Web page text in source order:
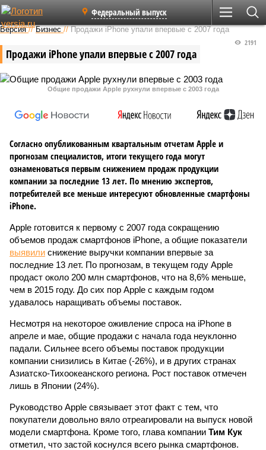
Федеральный выпуск
Версия //Бизнес //Продажи iPhone упали впервые с 2007 года
Продажи iPhone упали впервые с 2007 года
2191
Общие продажи Apple рухнули впервые с 2003 года
Согласно опубликованным квартальным отчетам Apple и
прогнозам специалистов, итоги текущего года могут
ознаменоваться первым снижением продаж продукции
компании за последние 13 лет. По мнению экспертов,
потребителей все меньше интересуют обновленные смартфоны
iPhone.
Apple готовится к первому с 2007 года сокращению
объемов продаж смартфонов iPhone, а общие показатели
выявили снижение выручки компании впервые за
последние 13 лет. По прогнозам, в текущем году Apple
продаст около 200 млн смартфонов, что на 8,6% меньше,
чем в 2015 году. До сих пор Apple с каждым годом
удавалось наращивать объемы поставок.
Несмотря на некоторое оживление спроса на iPhone в
апреле и мае, общие продажи с начала года неуклонно
падали. Сильнее всего объемы поставок продукции
компании снизились в Китае (-26%), и в других странах
Азиатско-Тихоокеанского региона. Рост поставок отмечен
лишь в Японии (24%).
Руководство Apple связывает этот факт с тем, что
покупатели довольно вяло отреагировали на выпуск новой
модели смартфона. Кроме того, глава компании Тим Кук
отметил, что застой коснулся всего рынка смартфонов.